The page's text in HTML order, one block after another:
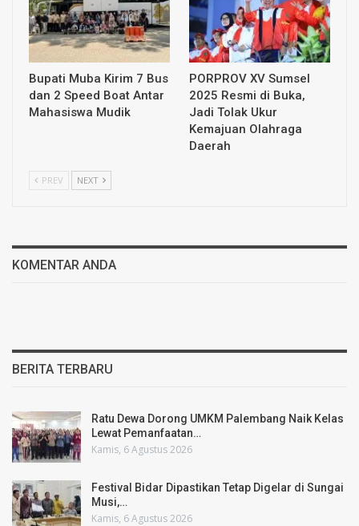
Bupati Muba Kirim 7 Bus
dan 2 Speed Boat Antar
Mahasiswa Mudik
PORPROV XV Sumsel
2025 Resmi di Buka,
Jadi Tolak Ukur
Kemajuan Olahraga
Daerah
PREV NEXT
KOMENTAR ANDA
BERITA TERBARU
Ratu Dewa Dorong UMKM Palembang Naik Kelas
Lewat Pemanfaatan…
Kamis, 6 Agustus 2026
Festival Bidar Dipastikan Tetap Digelar di Sungai
Musi,…
Kamis, 6 Agustus 2026